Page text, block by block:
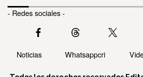
- Redes sociales -
Noticias Whatsappcri